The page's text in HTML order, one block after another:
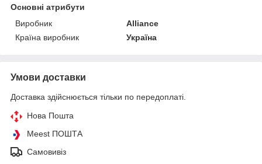
Основні атрибути
Виробник
Alliance
Країна виробник
Україна
Умови доставки
Доставка здійснюється тільки по передоплаті.
Нова Пошта
Meest ПОШТА
Самовивіз